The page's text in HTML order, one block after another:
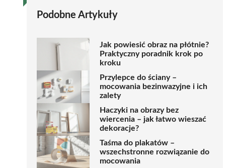
Podobne Artykuły
Jak powiesić obraz na płótnie?
Praktyczny poradnik krok po
kroku
Przylepce do ściany –
mocowania bezinwazyjne i ich
zalety
Haczyki na obrazy bez
wiercenia – jak łatwo wieszać
dekoracje?
Taśma do plakatów –
wszechstronne rozwiązanie do
mocowania